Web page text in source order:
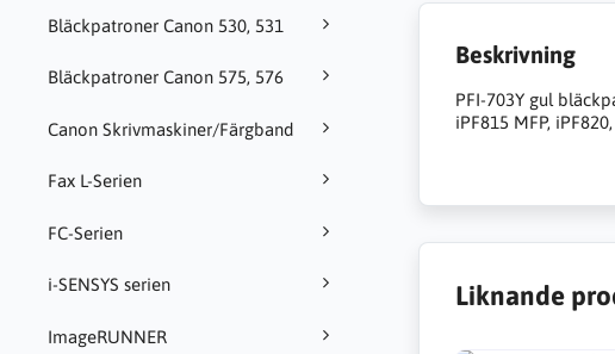
Bläckpatroner Canon 530, 531
Bläckpatroner Canon 575, 576
Canon Skrivmaskiner/Färgband
Fax L-Serien
FC-Serien
i-SENSYS serien
ImageRUNNER
Beskrivning
PFI-703Y gul
iPF815 MFP,
Liknande